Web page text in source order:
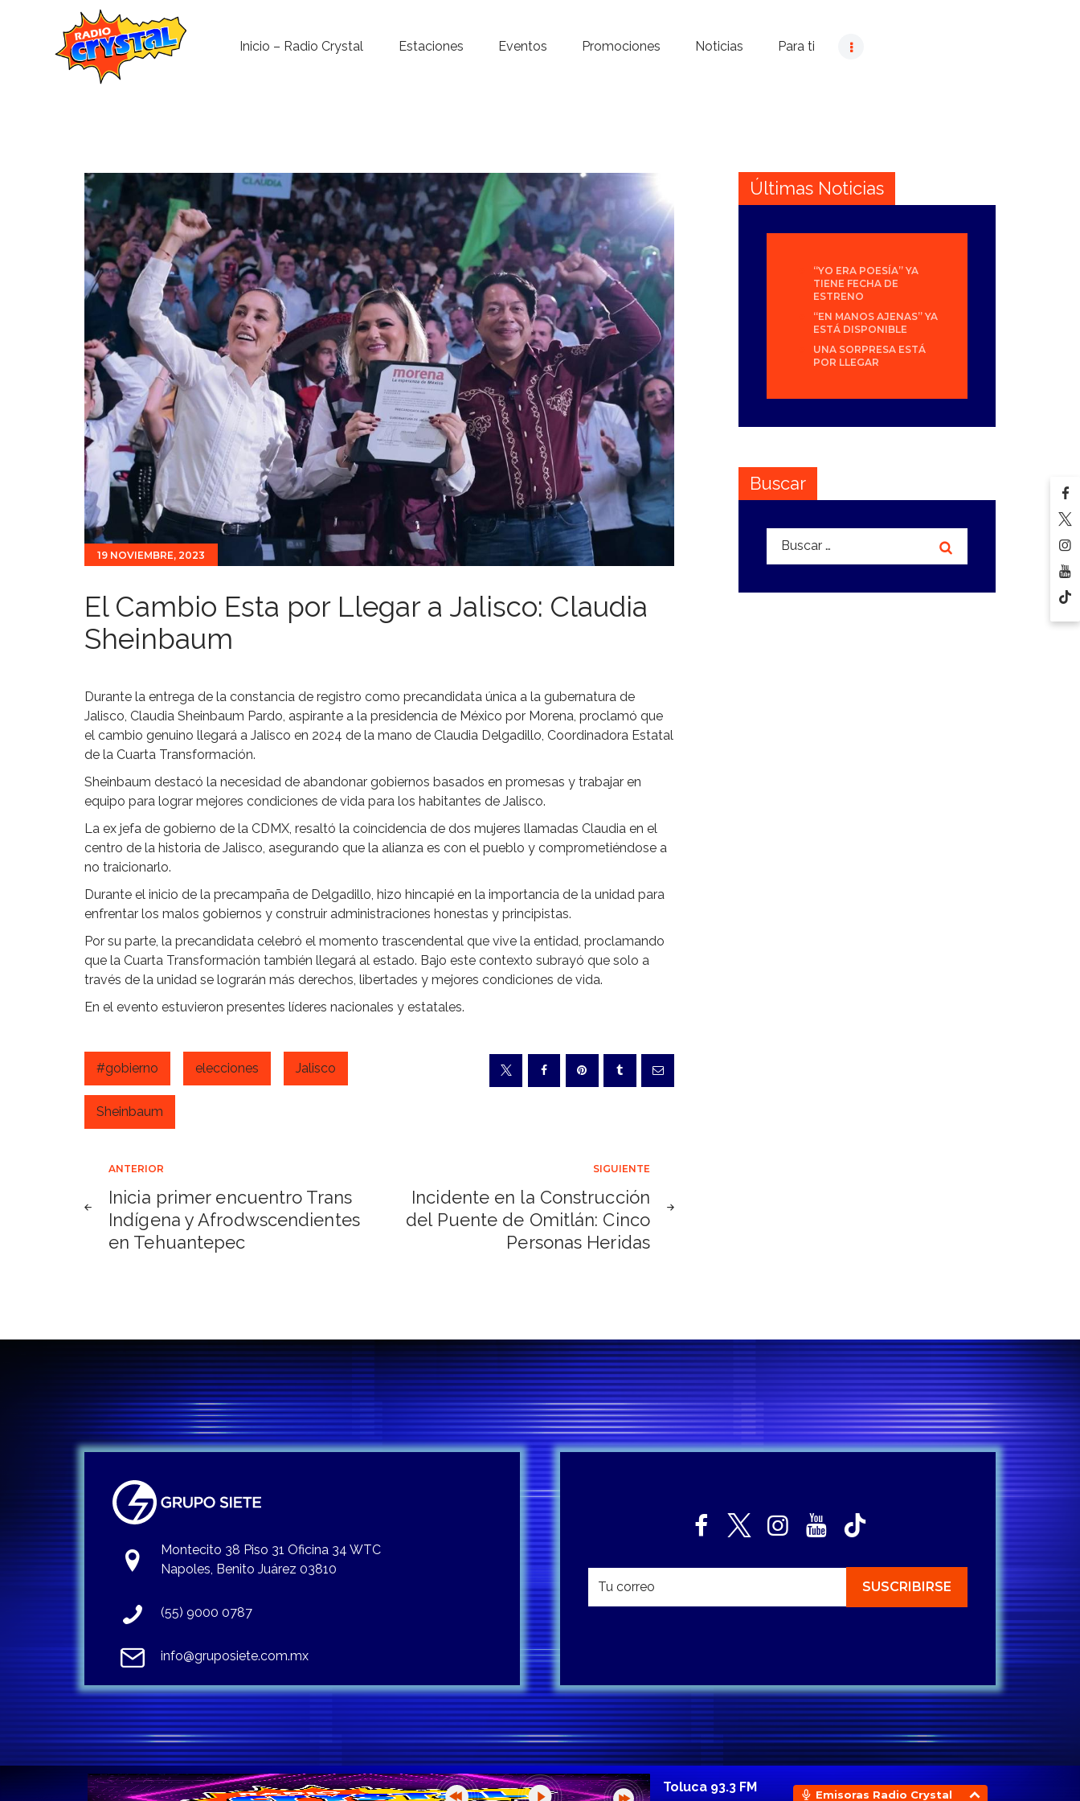
Inicio – Radio Crystal Estaciones Eventos Promociones Noticias Para ti
Noticias
Para ti
Contacto
19 NOVIEMBRE, 2023
El Cambio Esta por Llegar a Jalisco: Claudia
Sheinbaum
Durante la entrega de la constancia de registro como precandidata única a la gubernatura de
Jalisco, Claudia Sheinbaum Pardo, aspirante a la presidencia de México por Morena, proclamó que
el cambio genuino llegará a Jalisco en 2024 de la mano de Claudia Delgadillo, Coordinadora Estatal
de la Cuarta Transformación.
Sheinbaum destacó la necesidad de abandonar gobiernos basados en promesas y trabajar en
equipo para lograr mejores condiciones de vida para los habitantes de Jalisco.
La ex jefa de gobierno de la CDMX, resaltó la coincidencia de dos mujeres llamadas Claudia en el
centro de la historia de Jalisco, asegurando que la alianza es con el pueblo y comprometiéndose a
no traicionarlo.
Durante el inicio de la precampaña de Delgadillo, hizo hincapié en la importancia de la unidad para
enfrentar los malos gobiernos y construir administraciones honestas y principistas.
Por su parte, la precandidata celebró el momento trascendental que vive la entidad, proclamando
que la Cuarta Transformación también llegará al estado. Bajo este contexto subrayó que solo a
través de la unidad se lograrán más derechos, libertades y mejores condiciones de vida.
En el evento estuvieron presentes líderes nacionales y estatales.
#gobierno elecciones Jalisco
Sheinbaum
Navegación
de
entradas
ANTERIOR
Inicia primer encuentro Trans
Indígena y Afrodwscendientes
en Tehuantepec
SIGUIENTE
Incidente en la Construcción
del Puente de Omitlán: Cinco
Personas Heridas
Últimas Noticias
“YO ERA POESÍA” YA
TIENE FECHA DE
ESTRENO
“EN MANOS AJENAS” YA
ESTÁ DISPONIBLE
UNA SORPRESA ESTÁ
POR LLEGAR
Buscar
Buscar:
Montecito 38 Piso 31 Oficina 34 WTC
Napoles, Benito Juárez 03810
(55) 9000 0787
info@gruposiete.com.mx
Emisoras Radio Crystal
Toluca 93.3 FM